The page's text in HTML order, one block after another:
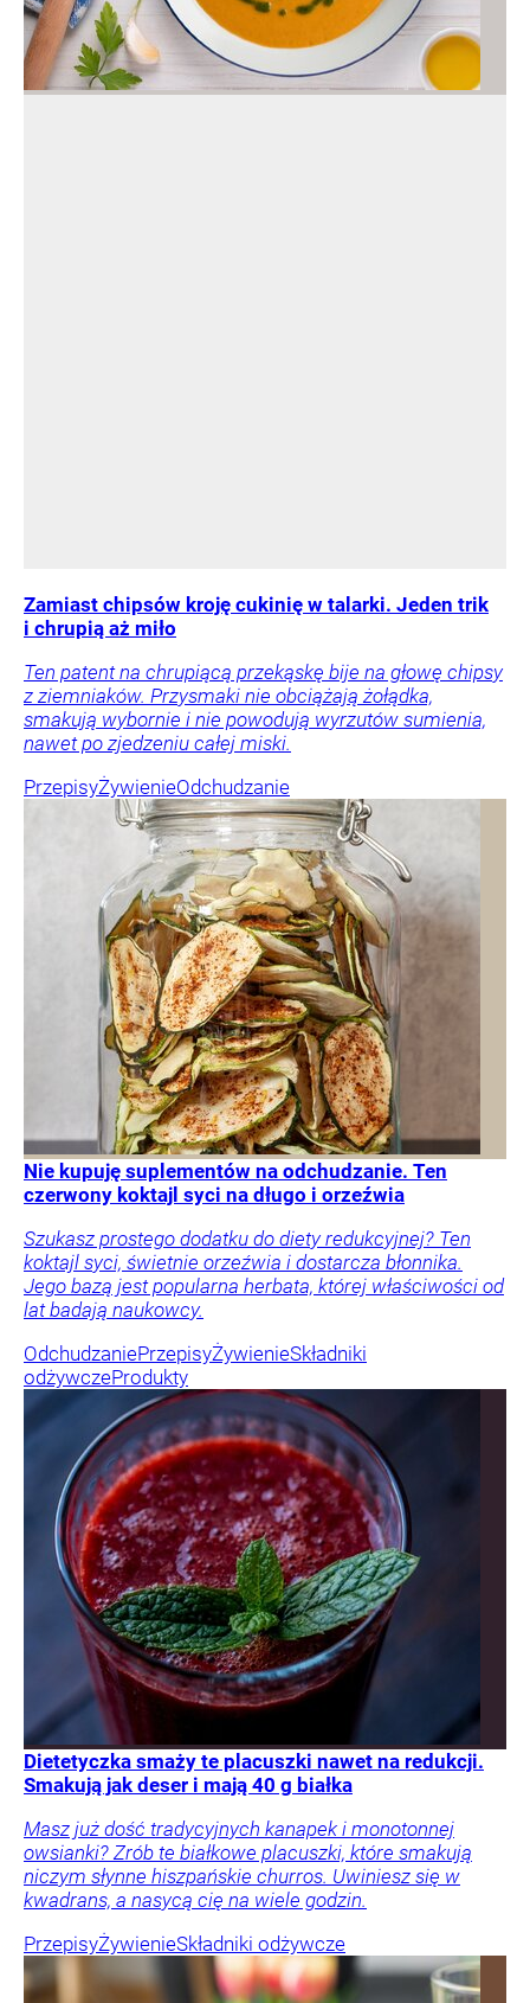
Zamiast chipsów kroję cukinię w talarki. Jeden trik
i chrupią aż miło
Ten patent na chrupiącą przekąskę bije na głowę chipsy
z ziemniaków. Przysmaki nie obciążają żołądka,
smakują wybornie i nie powodują wyrzutów sumienia,
nawet po zjedzeniu całej miski.
PrzepisyŻywienieOdchudzanie
Nie kupuję suplementów na odchudzanie. Ten
czerwony koktajl syci na długo i orzeźwia
Szukasz prostego dodatku do diety redukcyjnej? Ten
koktajl syci, świetnie orzeźwia i dostarcza błonnika.
Jego bazą jest popularna herbata, której właściwości od
lat badają naukowcy.
OdchudzaniePrzepisyŻywienieSkładniki
odżywczeProdukty
Dietetyczka smaży te placuszki nawet na redukcji.
Smakują jak deser i mają 40 g białka
Masz już dość tradycyjnych kanapek i monotonnej
owsianki? Zrób te białkowe placuszki, które smakują
niczym słynne hiszpańskie churros. Uwiniesz się w
kwadrans, a nasycą cię na wiele godzin.
PrzepisyŻywienieSkładniki odżywcze